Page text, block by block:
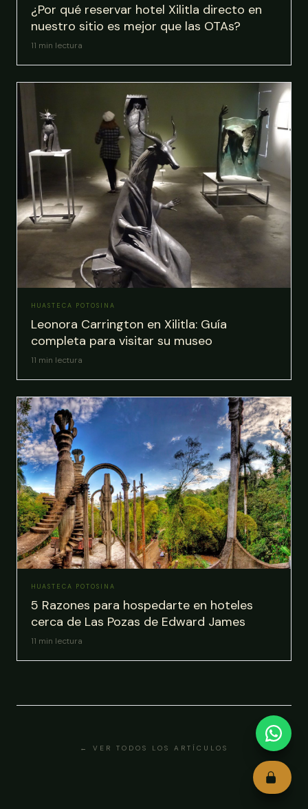
¿Por qué reservar hotel Xilitla directo en
nuestro sitio es mejor que las OTAs?
11 min lectura
HUASTECA POTOSINA
Leonora Carrington en Xilitla: Guía
completa para visitar su museo
11 min lectura
HUASTECA POTOSINA
5 Razones para hospedarte en hoteles
cerca de Las Pozas de Edward James
11 min lectura
← VER TODOS LOS ARTÍCULOS